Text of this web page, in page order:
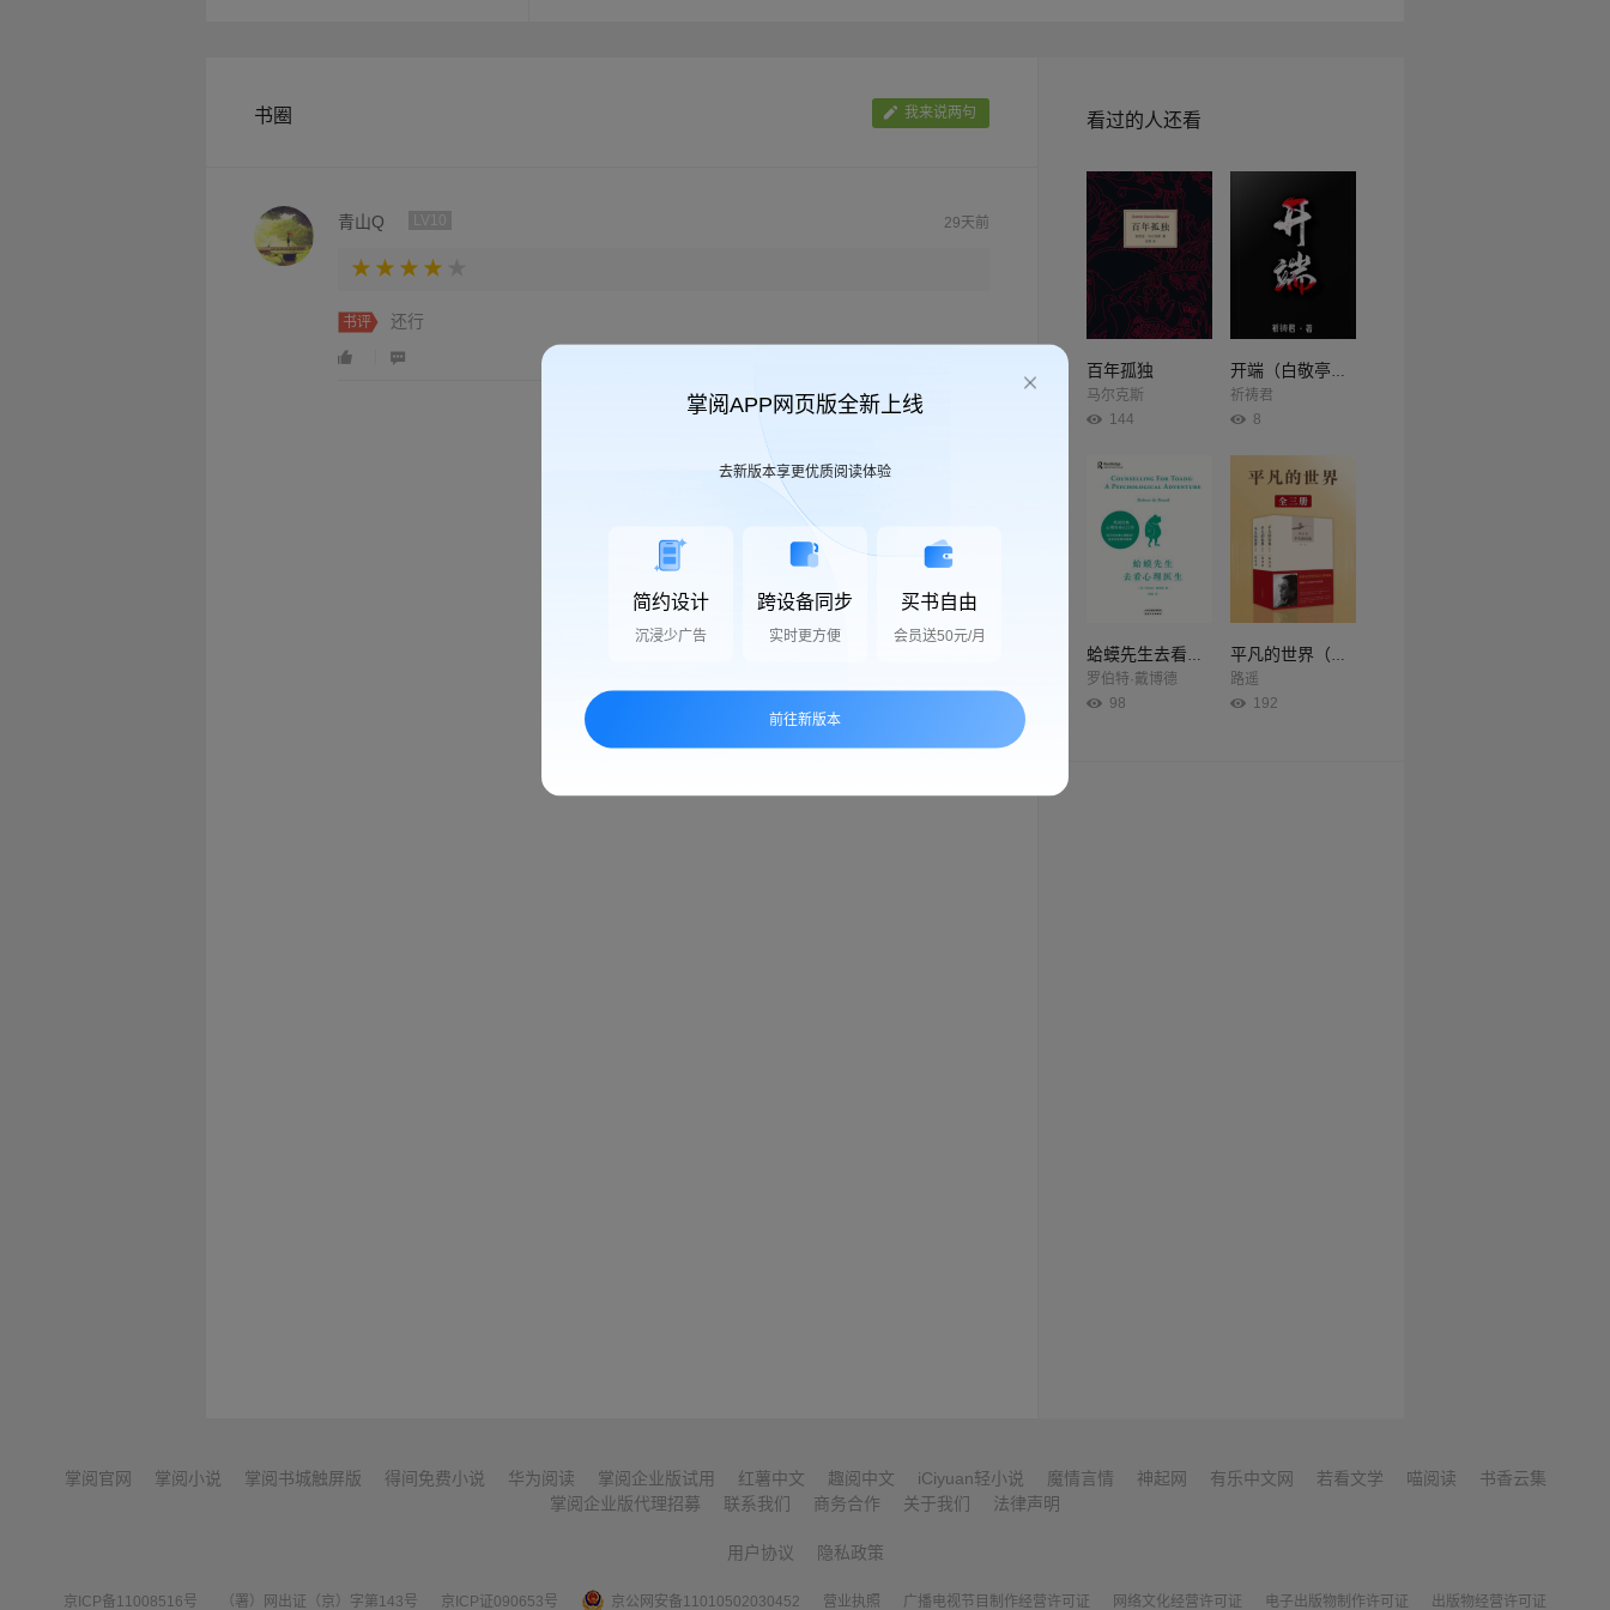
书圈 我来说两句
青山Q 29天前
书评 还行
看过的人还看
百年孤独
马尔克斯
144
蛤蟆先生去看心理医生
罗伯特·戴博德
98
开端（白敬亭、赵今麦主演同名影视剧原著）
祈祷君
8
平凡的世界（全3册）
路遥
192
掌阅官网 掌阅小说 掌阅书城触屏版 得间免费小说 华为阅读 掌阅企业版试用 红薯中文 趣阅中文 iCiyuan轻小说 魔情言情 神起网 有乐中文网 若看文学 喵阅读
书香云集
掌阅企业版代理招募
联系我们 商务合作 关于我们 法律声明
用户协议 隐私政策
京ICP备11008516号 （署）网出证（京）字第143号 京ICP证090653号 京公网安备11010502030452 营业执照 广播电视节目制作经营许可证 网络文化经营许可证 电子出版物制作许可证 出版物经营许可证
掌阅APP网页版全新上线
去新版本享更优质阅读体验
简约设计
沉浸少广告
跨设备同步
实时更方便
买书自由
会员送50元/月
前往新版本